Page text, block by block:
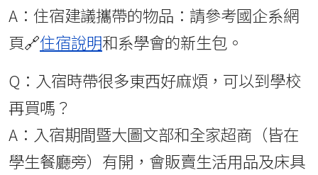
A：住宿建議攜帶的物品：請參考國企系網
頁🔗住宿說明和系學會的新生包。
Q：入宿時帶很多東西好麻煩，可以到學校
再買嗎？
A：入宿期間暨大圖文部和全家超商（皆在
學生餐廳旁）有開，會販賣生活用品及床具